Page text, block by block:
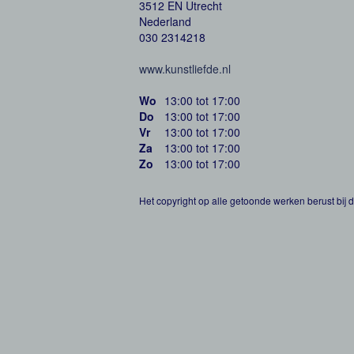
3512 EN Utrecht
Nederland
030 2314218
www.kunstliefde.nl
Wo 13:00 tot 17:00
Do
13:00 tot 17:00
Vr
13:00 tot 17:00
Za
13:00 tot 17:00
Zo
13:00 tot 17:00
Het copyright op alle getoonde werken berust bij